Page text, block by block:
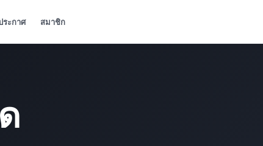
ระกาศ สมาชิก